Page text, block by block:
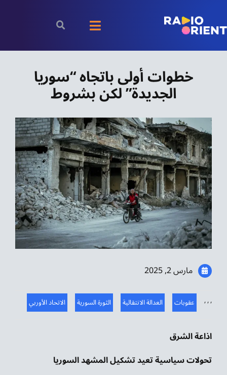
content
Toggle
Navigation
بودكاست
الأخبار
رياضة
اقتصاد
مقالات
موسيقى الشرق
خطوات أولى باتجاه “سوريا
الجديدة” لكن بشروط
مارس 2, 2025
الاتحاد الأوربي , الثورة السورية , العدالة الانتقالية , عقوبات
اذاعة الشرق
تحولات سياسية تعيد تشكيل المشهد السوريا